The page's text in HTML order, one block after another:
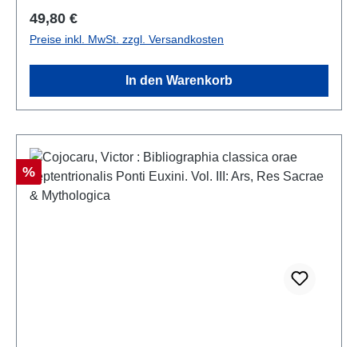
Regulärer Preis:
49,80 €
Preise inkl. MwSt. zzgl. Versandkosten
In den Warenkorb
Rabatt
%